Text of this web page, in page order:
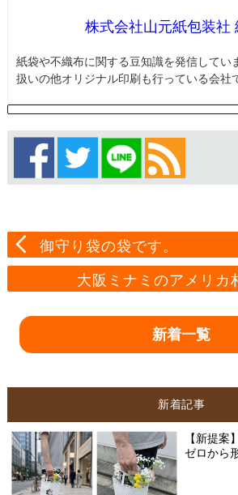
株式会社山元紙包装社
紙袋や不織布に関する豆知識を発信してい
扱いの他オリジナル印刷も行っている会社
御守り袋の袋です。
大阪ミナミのアメリ
新着一覧
新着記事
【新提案
ゼロから